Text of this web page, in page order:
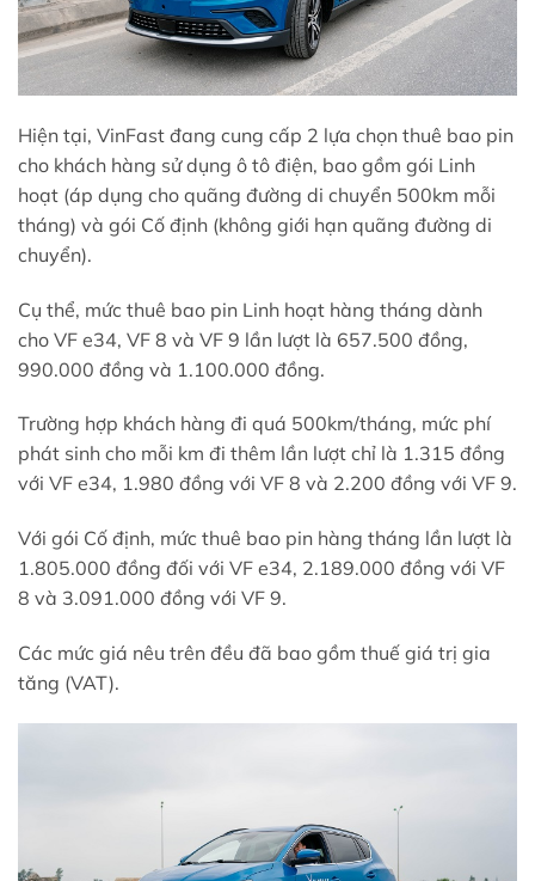
Hiện tại, VinFast đang cung cấp 2 lựa chọn thuê bao pin
cho khách hàng sử dụng ô tô điện, bao gồm gói Linh
hoạt (áp dụng cho quãng đường di chuyển 500km mỗi
tháng) và gói Cố định (không giới hạn quãng đường di
chuyển).
Cụ thể, mức thuê bao pin Linh hoạt hàng tháng dành
cho VF e34, VF 8 và VF 9 lần lượt là 657.500 đồng,
990.000 đồng và 1.100.000 đồng.
Trường hợp khách hàng đi quá 500km/tháng, mức phí
phát sinh cho mỗi km đi thêm lần lượt chỉ là 1.315 đồng
với VF e34, 1.980 đồng với VF 8 và 2.200 đồng với VF 9.
Với gói Cố định, mức thuê bao pin hàng tháng lần lượt là
1.805.000 đồng đối với VF e34, 2.189.000 đồng với VF
8 và 3.091.000 đồng với VF 9.
Các mức giá nêu trên đều đã bao gồm thuế giá trị gia
tăng (VAT).